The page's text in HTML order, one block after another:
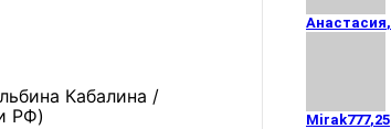
Анастасия,
Mirak777,25